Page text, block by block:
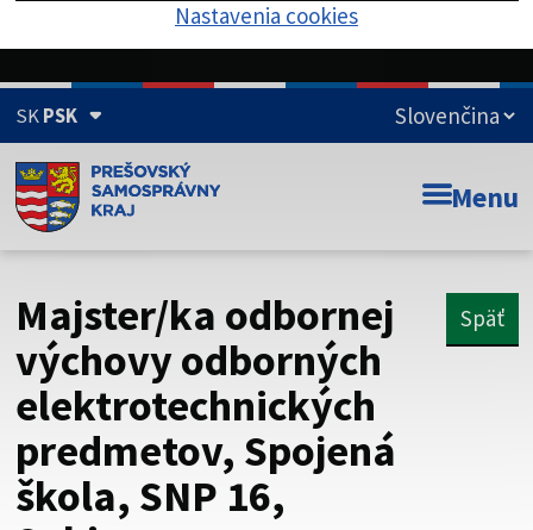
Nastavenia cookies
SKPSK
Doména psk.sk je oficiálna
Toto je oficiálna webová stránka Prešovského
Táto stránka je zabezpečená
Buďte pozorní a vždy sa uistite, že zdieľate informácie iba
cez zabezpečenú webovú stránku. Zabezpečená stránka
vždy začína https:// pred názvom domény webového sídla.
Menu
Majster/ka odbornej
výchovy odborných
elektrotechnických
predmetov, Spojená
škola, SNP 16,
Späť